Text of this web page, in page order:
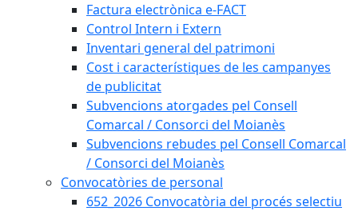
Factura electrònica e-FACT
Control Intern i Extern
Inventari general del patrimoni
Cost i característiques de les campanyes
de publicitat
Subvencions atorgades pel Consell
Comarcal / Consorci del Moianès
Subvencions rebudes pel Consell Comarcal
/ Consorci del Moianès
Convocatòries de personal
652_2026 Convocatòria del procés selectiu